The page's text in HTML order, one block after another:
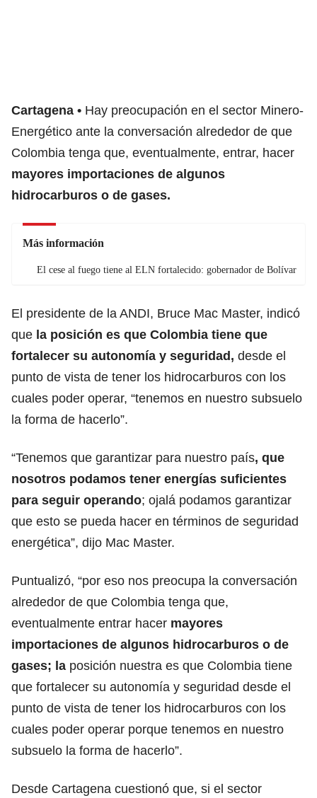
Cartagena
Hay preocupación en el sector Minero-
Energético ante la conversación alrededor de que
Colombia tenga que, eventualmente, entrar, hacer
mayores importaciones de algunos
hidrocarburos o de gases.
Más información
El cese al fuego tiene al ELN fortalecido: gobernador de Bolívar
El presidente de la ANDI, Bruce Mac Master, indicó
que la posición es que Colombia tiene que
fortalecer su autonomía y seguridad, desde el
punto de vista de tener los hidrocarburos con los
cuales poder operar, “tenemos en nuestro subsuelo
la forma de hacerlo”.
“Tenemos que garantizar para nuestro país, que
nosotros podamos tener energías suficientes
para seguir operando; ojalá podamos garantizar
que esto se pueda hacer en términos de seguridad
energética”, dijo Mac Master.
Puntualizó, “por eso nos preocupa la conversación
alrededor de que Colombia tenga que,
eventualmente entrar hacer mayores
importaciones de algunos hidrocarburos o de
gases; la posición nuestra es que Colombia tiene
que fortalecer su autonomía y seguridad desde el
punto de vista de tener los hidrocarburos con los
cuales poder operar porque tenemos en nuestro
subsuelo la forma de hacerlo”.
Desde Cartagena cuestionó que, si el sector